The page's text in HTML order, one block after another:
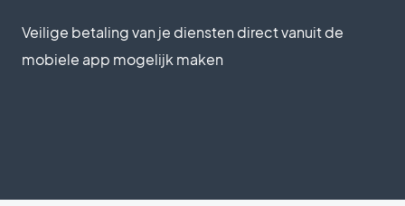
Veilige betaling van je diensten direct vanuit de
mobiele app mogelijk maken